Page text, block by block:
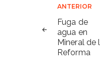
de
entradas
ANTERIOR
Fuga de
agua en
Mineral de
Reforma